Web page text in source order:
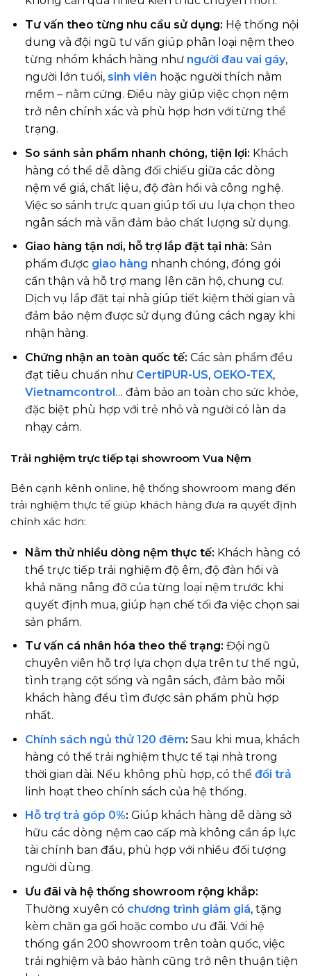
Tư vấn theo từng nhu cầu sử dụng: Hệ thống nội
dung và đội ngũ tư vấn giúp phân loại nệm theo
từng nhóm khách hàng như người đau vai gáy,
người lớn tuổi, sinh viên hoặc người thích nằm
mềm – nằm cứng. Điều này giúp việc chọn nệm
trở nên chính xác và phù hợp hơn với từng thể
trạng.
So sánh sản phẩm nhanh chóng, tiện lợi: Khách
hàng có thể dễ dàng đối chiếu giữa các dòng
nệm về giá, chất liệu, độ đàn hồi và công nghệ.
Việc so sánh trực quan giúp tối ưu lựa chọn theo
ngân sách mà vẫn đảm bảo chất lượng sử dụng.
Giao hàng tận nơi, hỗ trợ lắp đặt tại nhà: Sản
phẩm được giao hàng nhanh chóng, đóng gói
cẩn thận và hỗ trợ mang lên căn hộ, chung cư.
Dịch vụ lắp đặt tại nhà giúp tiết kiệm thời gian và
đảm bảo nệm được sử dụng đúng cách ngay khi
nhận hàng.
Chứng nhận an toàn quốc tế: Các sản phẩm đều
đạt tiêu chuẩn như CertiPUR-US, OEKO-TEX,
Vietnamcontrol… đảm bảo an toàn cho sức khỏe,
đặc biệt phù hợp với trẻ nhỏ và người có làn da
nhạy cảm.
Trải nghiệm trực tiếp tại showroom Vua Nệm
Bên cạnh kênh online, hệ thống showroom mang đến
trải nghiệm thực tế giúp khách hàng đưa ra quyết định
chính xác hơn:
Nằm thử nhiều dòng nệm thực tế: Khách hàng có
thể trực tiếp trải nghiệm độ êm, độ đàn hồi và
khả năng nâng đỡ của từng loại nệm trước khi
quyết định mua, giúp hạn chế tối đa việc chọn sai
sản phẩm.
Tư vấn cá nhân hóa theo thể trạng: Đội ngũ
chuyên viên hỗ trợ lựa chọn dựa trên tư thế ngủ,
tình trạng cột sống và ngân sách, đảm bảo mỗi
khách hàng đều tìm được sản phẩm phù hợp
nhất.
Chính sách ngủ thử 120 đêm: Sau khi mua, khách
hàng có thể trải nghiệm thực tế tại nhà trong
thời gian dài. Nếu không phù hợp, có thể đổi trả
linh hoạt theo chính sách của hệ thống.
Hỗ trợ trả góp 0%: Giúp khách hàng dễ dàng sở
hữu các dòng nệm cao cấp mà không cần áp lực
tài chính ban đầu, phù hợp với nhiều đối tượng
người dùng.
Ưu đãi và hệ thống showroom rộng khắp:
Thường xuyên có chương trình giảm giá, tặng
kèm chăn ga gối hoặc combo ưu đãi. Với hệ
thống gần 200 showroom trên toàn quốc, việc
trải nghiệm và bảo hành cũng trở nên thuận tiện